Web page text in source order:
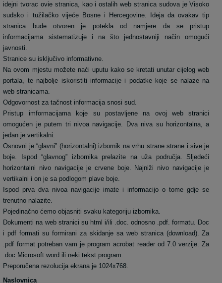
idejni tvorac ovie stranica, kao i ostalih web stranica sudova je Visoko
sudsko i tužilačko vijeće Bosne i Hercegovine. Ideja da ovakav tip
stranica bude otvoren je potekla od namjere da se pristup
informacijama sistematizuje i na što jednostavniji način omogući
javnosti.
Stranice su isključivo informativne.
Na ovom mjestu možete naći uputu kako se kretati unutar cijelog web
portala, te najbolje iskoristiti informacije i podatke koje se nalaze na
web stranicama.
Odgovornost za tačnost informacija snosi sud.
Pristup imformacijama koje su postavljene na ovoj web stranici
omogućen je putem tri nivoa navigacije. Dva niva su horizontalna, a
jedan je vertikalni.
Osnovni je “glavni” (horizontalni) izbornik na vrhu strane strane i sive je
boje. Ispod “glavnog” izbornika prelazite na uža područja. Sljedeći
horizontalni nivo navigacije je crvene boje. Najniži nivo navigacije je
vertikalni i on je sa podlogom plave boje.
Ispod prva dva nivoa navigacije imate i informacijo o tome gdje se
trenutno nalazite.
Pojedinačno ćemo objasniti svaku kategoriju izbornika.
Dokumenti na web stranici su html i/ili .doc. odnosno .pdf. formatu. Doc
i pdf formati su formirani za skidanje sa web stranica (download). Za
.pdf format potreban vam je program acrobat reader od 7.0 verzije. Za
.doc Microsoft word ili neki tekst program.
Preporučena rezolucija ekrana je 1024x768.
Naslovnica